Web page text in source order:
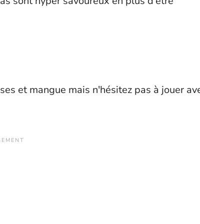
et mangue mais n'hésitez pas à jouer